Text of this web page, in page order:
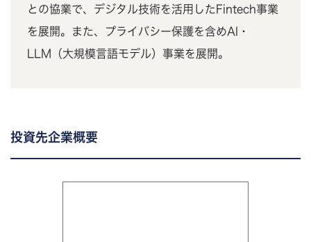
との協業で、デジタル技術を活用したFintech事業
を展開。また、プライバシー保護を含めAI・
LLM（大規模言語モデル）事業を展開。
投資先企業概要